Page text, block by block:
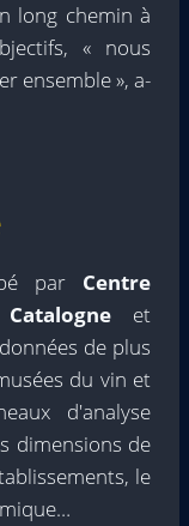
long chemin à
« nous
ensemble », a-
par Centre
et
de plus
du vin et
d'analyse
dimensions de
le